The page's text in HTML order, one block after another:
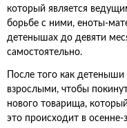
который является
борьбе с ними, еноты-
детенышах до девяти
самостоятельно.
После того как
взрослыми, чтобы
нового товарища,
это происходит в